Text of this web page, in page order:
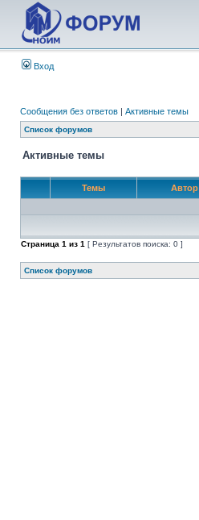
Вход
Сообщения без ответов | Активные темы
Список форумов
Активные темы
Темы Автор
Страница 1 из 1 [ Результатов поиска: 0 ]
Список форумов